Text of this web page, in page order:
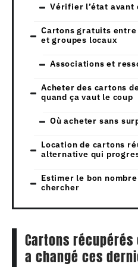
Vérifier l’état avant
Cartons gratuits
et groupes locaux
Associations et
Acheter des cartons
quand ça vaut le coup
Où acheter sans
Location de cartons
alternative qui
Estimer le bon
chercher
Cartons
a changé ces